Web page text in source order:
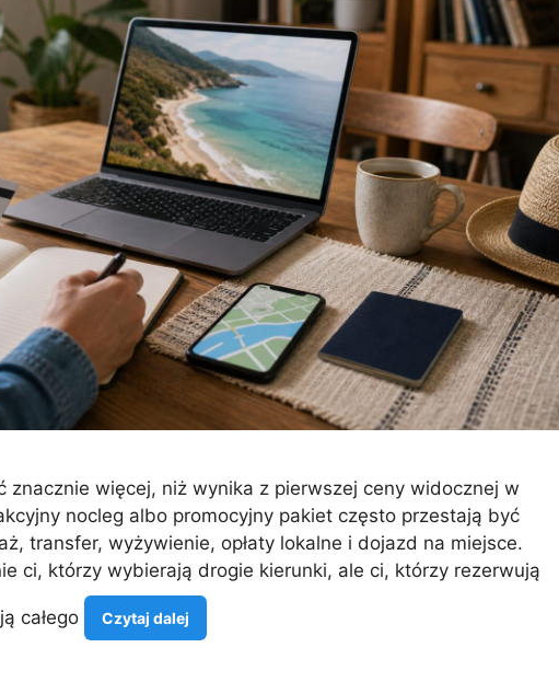
znacznie więcej, niż wynika z pierwszej ceny widocznej w
nocleg albo promocyjny pakiet często przestają być
transfer, wyżywienie, opłaty lokalne i dojazd na miejsce.
ci, którzy wybierają drogie kierunki, ale ci, którzy rezerwują
całego Czytaj dalej